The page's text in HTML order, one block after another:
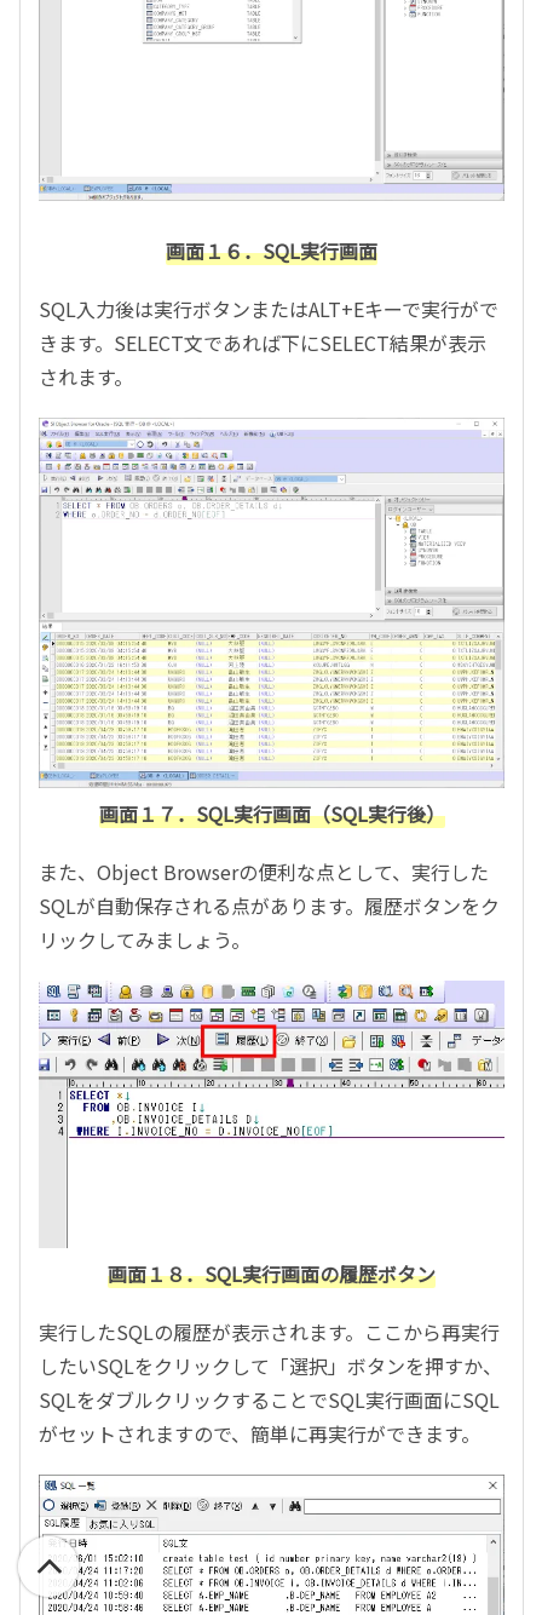
画面１６．SQL実行画面
SQL入力後は実行ボタンまたはALT+Eキーで実行がで
きます。SELECT文であれば下にSELECT結果が表示
されます。
画面１７．SQL実行画面（SQL実行後）
また、Object Browserの便利な点として、実行した
SQLが自動保存される点があります。履歴ボタンをク
リックしてみましょう。
画面１８．SQL実行画面の履歴ボタン
実行したSQLの履歴が表示されます。ここから再実行
したいSQLをクリックして「選択」ボタンを押すか、
SQLをダブルクリックすることでSQL実行画面にSQL
がセットされますので、簡単に再実行ができます。